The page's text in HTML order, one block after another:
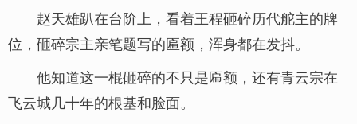
赵天雄趴在台阶上，看着王程砸碎历代舵主的牌
位，砸碎宗主亲笔题写的匾额，浑身都在发抖。
他知道这一棍砸碎的不只是匾额，还有青云宗在
飞云城几十年的根基和脸面。